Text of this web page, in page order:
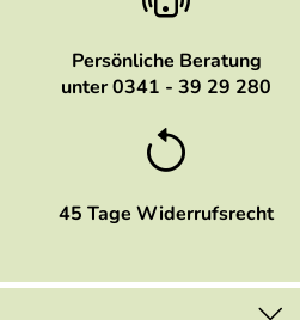
Persönliche Beratung
unter 0341 - 39 29 280
45 Tage Widerrufsrecht